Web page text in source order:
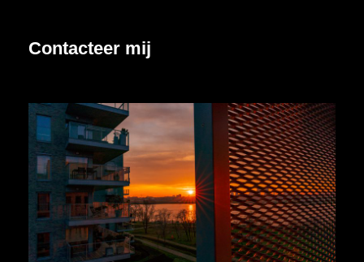
Contacteer mij